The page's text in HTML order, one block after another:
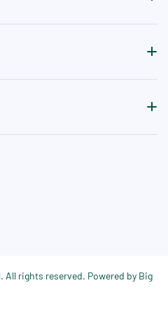
rights reserved. Powered by Big